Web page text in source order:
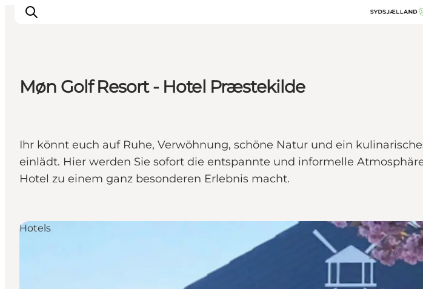
Events
Essen
Unterkunft
Møn Golf Resort - Hotel Præstekilde
Ihr könnt euch auf Ruhe, Verwöhnung, schöne Natur und ein
einlädt. Hier werden Sie sofort die entspannte und informelle
Hotel zu einem ganz besonderen Erlebnis macht.
Hotels